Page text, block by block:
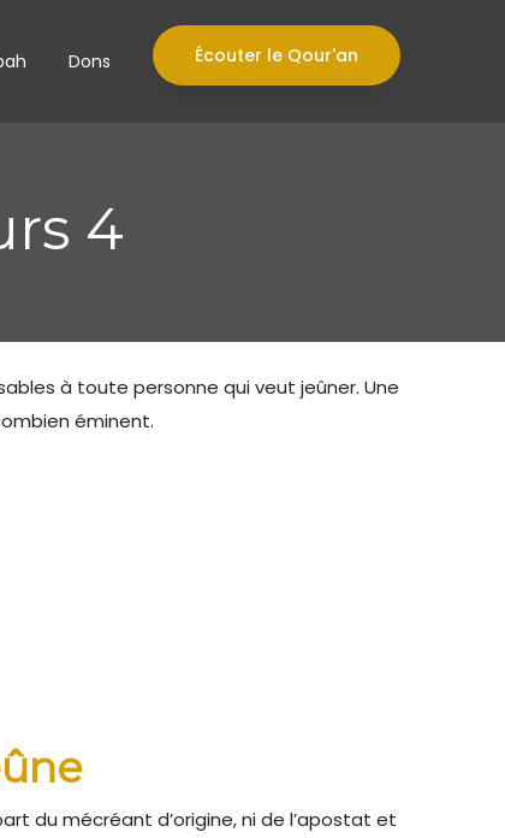
Écouter le Qour'an
Dons
4
à toute personne qui veut jeûner. Une
éminent.
du mécréant d’origine, ni de l’apostat et